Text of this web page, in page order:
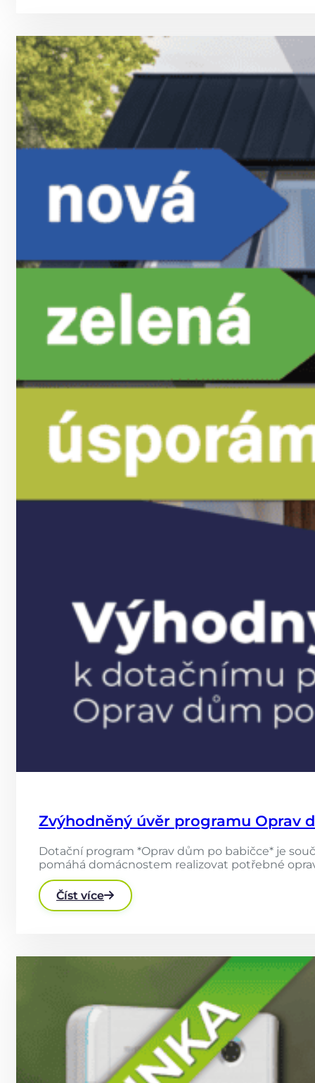
Zvýhodněný úvěr programu Oprav
Dotační program *Oprav dům po babičce* je
pomáhá domácnostem realizovat potřebné
Číst více